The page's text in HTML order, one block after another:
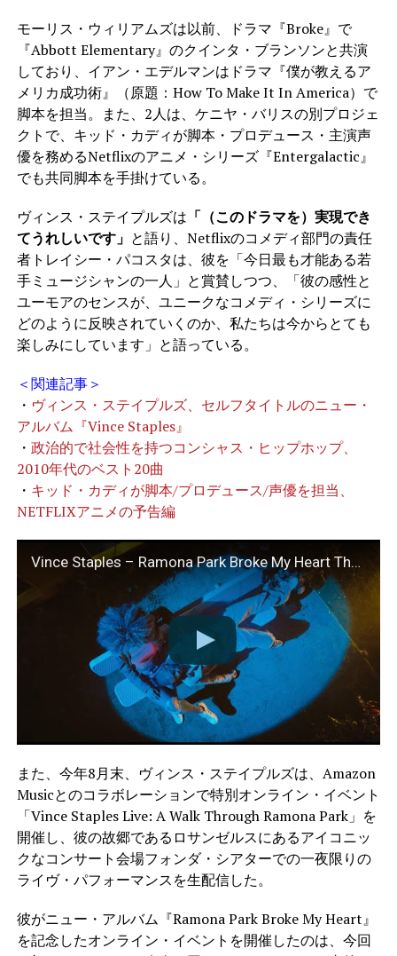
モーリス・ウィリアムズは以前、ドラマ『Broke』で
『Abbott Elementary』のクインタ・ブランソンと共演
しており、イアン・エデルマンはドラマ『僕が教えるア
メリカ成功術』（原題：How To Make It In America）で
脚本を担当。また、2人は、ケニヤ・バリスの別プロジェ
クトで、キッド・カディが脚本・プロデュース・主演声
優を務めるNetflixのアニメ・シリーズ『Entergalactic』
でも共同脚本を手掛けている。
ヴィンス・ステイプルズは 「（このドラマを）実現でき
てうれしいです」 と語り、Netflixのコメディ部門の責任
者トレイシー・パコスタは、彼を「今日最も才能ある若
手ミュージシャンの一人」と賞賛しつつ、「彼の感性と
ユーモアのセンスが、ユニークなコメディ・シリーズに
どのように反映されていくのか、私たちは今からとても
楽しみにしています」と語っている。
＜関連記事＞
・ ヴィンス・ステイプルズ、セルフタイトルのニュー・
アルバム『Vince Staples』
・ 政治的で社会性を持つコンシャス・ヒップホップ、
2010年代のベスト20曲
・ キッド・カディが脚本/プロデュース/声優を担当、
NETFLIXアニメの予告編
Vince Staples – Ramona Park Broke My Heart The Musical: WHEN SPARKS FLY
また、今年8月末、ヴィンス・ステイプルズは、Amazon
Musicとのコラボレーションで特別オンライン・イベント
「Vince Staples Live: A Walk Through Ramona Park」を
開催し、彼の故郷であるロサンゼルスにあるアイコニッ
クなコンサート会場フォンダ・シアターでの一夜限りの
ライヴ・パフォーマンスを生配信した。
彼がニュー・アルバム『Ramona Park Broke My Heart』
を記念したオンライン・イベントを開催したのは、今回